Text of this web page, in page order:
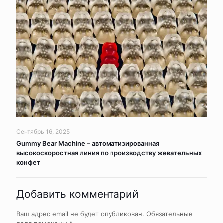
Сентябрь 16, 2025
Gummy Bear Machine – автоматизированная
высокоскоростная линия по производству жевательных
конфет
Добавить комментарий
Ваш адрес email не будет опубликован. Обязательные